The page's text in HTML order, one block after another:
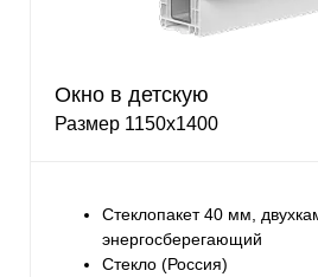
Окно в детскую
Размер 1150х1400
Стеклопакет 40 мм,
энергосберегающий
Стекло (Россия)